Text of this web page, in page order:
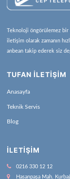
Teknoloji öngörülemez bir
iletişim olarak zamanın
anbean takip ederek siz
TUFAN İLETİŞİM
Anasayfa
Teknik Servis
Blog
İLETIŞIM
0216 330 12 12
Hasanpaşa Mah.